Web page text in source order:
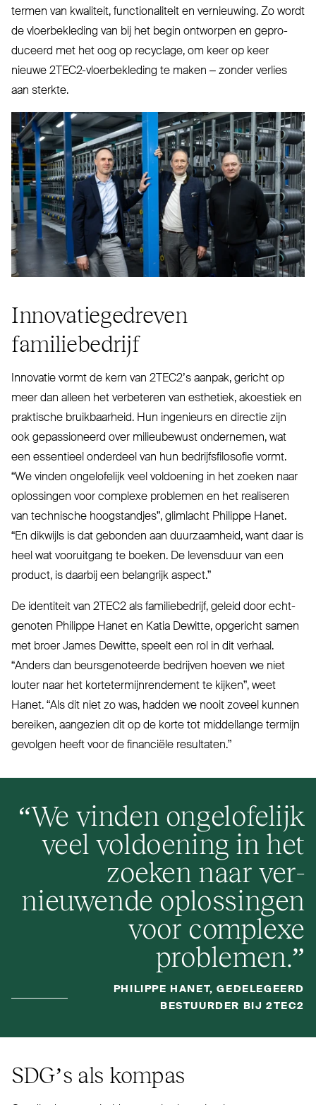
termen van kwaliteit, func­ti­o­naliteit en ver­nieuwing. Zo wordt
de vloer­be­kleding van bij het begin ontworpen en gepro­
duceerd met het oog op recyclage, om keer op keer
nieuwe 2TEC2-vloer­be­kleding te maken – zonder verlies
aan sterkte.
Inno­va­tie­gedreven
familiebedrijf
Innovatie vormt de kern van 2TEC2’s aanpak, gericht op
meer dan alleen het ver­beteren van esthetiek, akoestiek en
praktische bruik­baarheid. Hun ingenieurs en directie zijn
ook gepas­sioneerd over mili­eubewust ondernemen, wat
een essentieel onderdeel van hun bedrijfs­fi­losofie vormt.
“We vinden onge­lofelijk veel vol­doening in het zoeken naar
oplossingen voor complexe problemen en het rea­liseren
van technische hoog­standjes”, glimlacht Philippe Hanet.
“En dikwijls is dat gebonden aan duur­zaamheid, want daar is
heel wat voor­uitgang te boeken. De levensduur van een
product, is daarbij een belangrijk aspect.”
De identiteit van 2TEC2 als fami­lie­bedrijf, geleid door echt­
genoten Philippe Hanet en Katia Dewitte, opgericht samen
met broer James Dewitte, speelt een rol in dit verhaal.
“Anders dan beurs­ge­noteerde bedrijven hoeven we niet
louter naar het kor­te­ter­mijn­rendement te kijken”, weet
Hanet. “Als dit niet zo was, hadden we nooit zoveel kunnen
bereiken, aangezien dit op de korte tot mid­dellange termijn
gevolgen heeft voor de financiële resultaten.”
“We vinden onge­lofelijk
veel vol­doening in het
zoeken naar ver­
nieuwende oplossingen
voor complexe
problemen.”
PHILIPPE HANET, GEDELEGEERD
BESTUURDER BIJ 2TEC2
SDG’s als kompas